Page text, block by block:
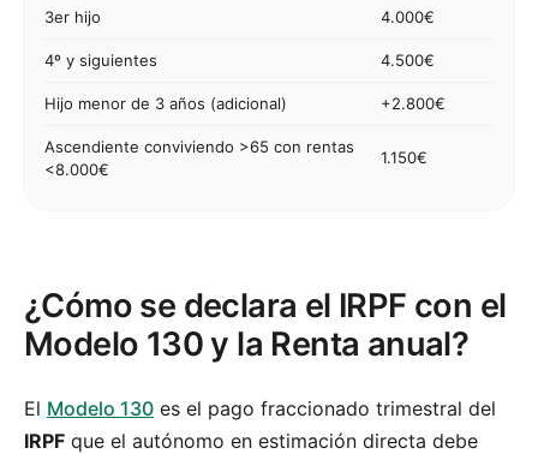
3er hijo 4.000€
4º y siguientes 4.500€
Hijo menor de 3 años (adicional) +2.800€
Ascendiente conviviendo >65 con rentas
<8.000€
1.150€
¿Cómo se declara el IRPF con el
Modelo 130 y la Renta anual?
El Modelo 130 es el pago fraccionado trimestral del
IRPF que el autónomo en estimación directa debe